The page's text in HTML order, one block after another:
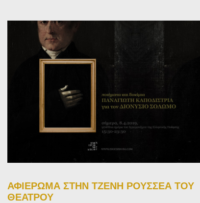
ΑΦΙΕΡΩΜΑ ΣΤΗΝ ΤΖΕΝΗ ΡΟΥΣΣΕΑ ΤΟΥ
ΘΕΑΤΡΟΥ